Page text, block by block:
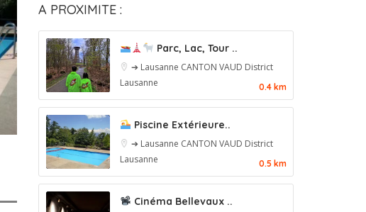
A PROXIMITE :
Parc, Lac, Tour ..
➔ Lausanne CANTON VAUD District
Lausanne
0.4 km
Piscine Extérieure..
➔ Lausanne CANTON VAUD District
Lausanne
0.5 km
Cinéma Bellevaux ..